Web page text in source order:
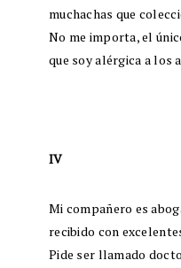
muchachas que
No me importa, el
que soy alérgica a los
IV
Mi compañero es
recibido con
Pide ser llamado